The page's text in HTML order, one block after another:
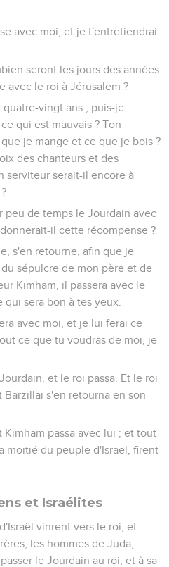
avec moi, et je t'entretiendrai
seront les jours des années
avec le roi à Jérusalem ?
vingt ans ; puis-je
qui est mauvais ? Ton
je mange et ce que je bois ?
des chanteurs et des
serviteur serait-il encore à
peu de temps le Jourdain avec
il cette récompense ?
s'en retourne, afin que je
sépulcre de mon père et de
Kimham, il passera avec le
sera bon à tes yeux.
avec moi, et je lui ferai ce
ce que tu voudras de moi, je
et le roi passa. Et le roi
s'en retourna en son
Kimham passa avec lui ; et tout
moitié du peuple d'Israël, firent
et Israélites
vinrent vers le roi, et
les hommes de Juda,
le Jourdain au roi, et à sa